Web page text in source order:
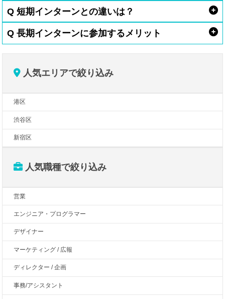
Q 短期インターンとの違いは？
Q 長期インターンに参加するメリット
人気エリアで絞り込み
港区
渋谷区
新宿区
人気職種で絞り込み
営業
エンジニア・プログラマー
デザイナー
マーケティング / 広報
ディレクター / 企画
事務/アシスタント